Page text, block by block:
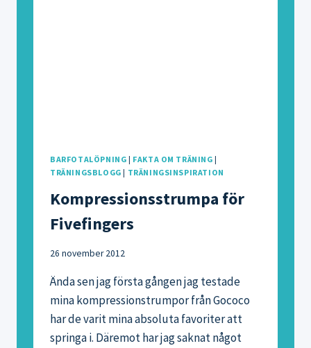
BARFOTALÖPNING | FAKTA OM TRÄNING |
TRÄNINGSBLOGG | TRÄNINGSINSPIRATION
Kompressionsstrumpa för
Fivefingers
26 november 2012
Ända sen jag första gången jag testade
mina kompressionstrumpor från Gococo
har de varit mina absoluta favoriter att
springa i. Däremot har jag saknat något